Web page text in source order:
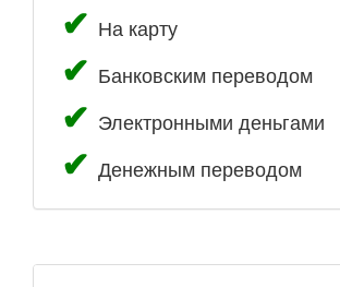
На карту
Банковским переводом
Электронными деньгами
Денежным переводом